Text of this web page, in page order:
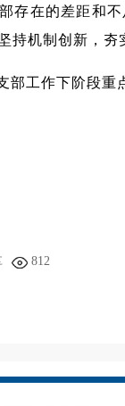
存在的差距和
持机制创新，
部工作下阶段重
812